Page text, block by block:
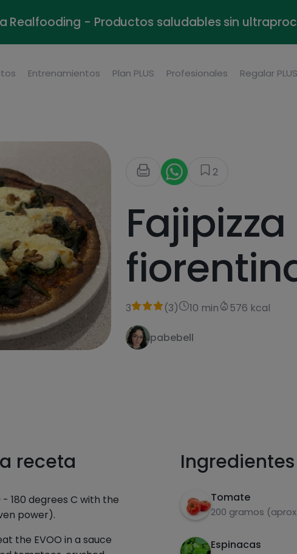
Realfooding - Productos saludables sin
Entrenamientos Plan PLUS Profesionales Regalar
2
Fajipizza
3 (3) 10 min 576 kcal
pabebell
receta
180 degrees C with the
power).
the EVOO in a sauce
Ingredientes
Tomate
200 gramos
Espinacas